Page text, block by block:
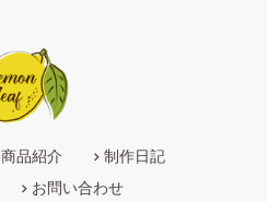
商品紹介
制作日記
お問い合わせ